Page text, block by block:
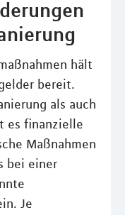
hält
bereit.
als auch
es finanzielle
Maßnahmen
bei einer
Je